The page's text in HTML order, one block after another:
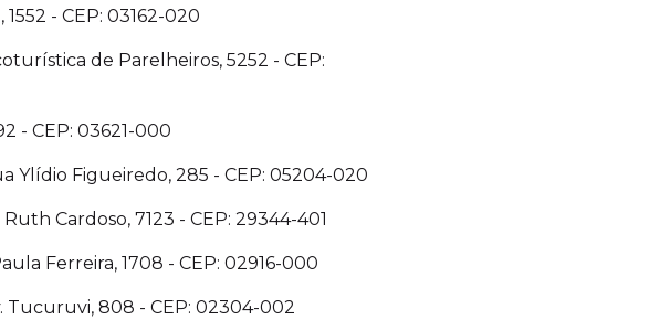
- CEP: 03162-020
de Parelheiros, 5252 - CEP:
- CEP: 03621-000
Ylídio Figueiredo, 285 - CEP: 05204-020
Cardoso, 7123 - CEP: 29344-401
Ferreira, 1708 - CEP: 02916-000
Tucuruvi, 808 - CEP: 02304-002